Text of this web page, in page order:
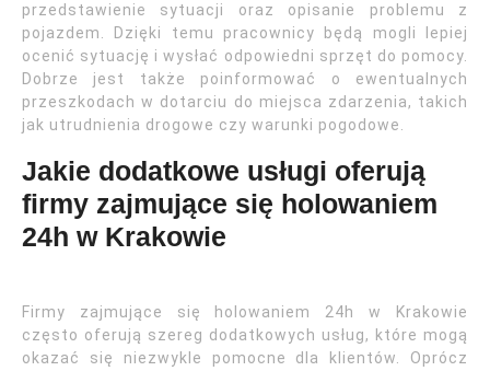
przedstawienie sytuacji oraz opisanie problemu z
pojazdem. Dzięki temu pracownicy będą mogli lepiej
ocenić sytuację i wysłać odpowiedni sprzęt do pomocy.
Dobrze jest także poinformować o ewentualnych
przeszkodach w dotarciu do miejsca zdarzenia, takich
jak utrudnienia drogowe czy warunki pogodowe.
Jakie dodatkowe usługi oferują
firmy zajmujące się holowaniem
24h w Krakowie
Firmy zajmujące się holowaniem 24h w Krakowie
często oferują szereg dodatkowych usług, które mogą
okazać się niezwykle pomocne dla klientów. Oprócz